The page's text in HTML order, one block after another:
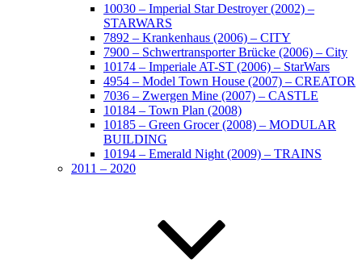
10030 – Imperial Star Destroyer (2002) –
STARWARS
7892 – Krankenhaus (2006) – CITY
7900 – Schwertransporter Brücke (2006) – City
10174 – Imperiale AT-ST (2006) – StarWars
4954 – Model Town House (2007) – CREATOR
7036 – Zwergen Mine (2007) – CASTLE
10184 – Town Plan (2008)
10185 – Green Grocer (2008) – MODULAR
BUILDING
10194 – Emerald Night (2009) – TRAINS
2011 – 2020